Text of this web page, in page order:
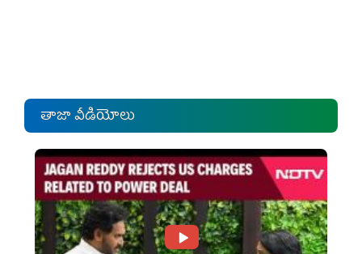
తాజా వీడియోలు